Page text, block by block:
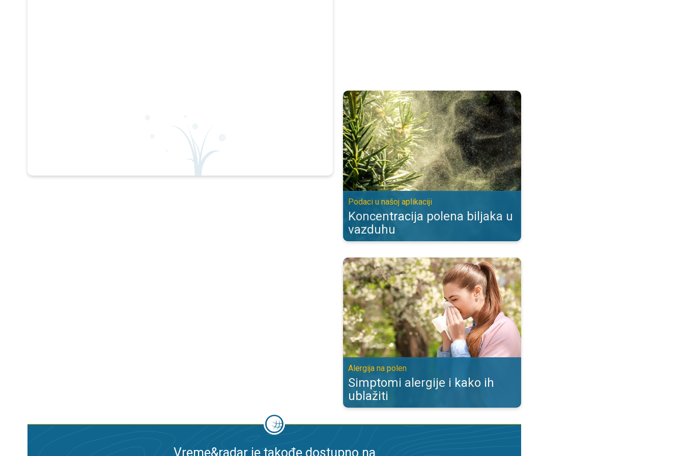
Koncentracija polena biljaka u vazduhu. Podaci u našoj aplikaciji. . .
Podaci u našoj aplikaciji
Koncentracija polena biljaka u
vazduhu
Simptomi alergije i kako ih ublažiti. Alergija na polen. . .
Alergija na polen
Simptomi alergije i kako ih
ublažiti
Vreme&radar je takođe dostupno na